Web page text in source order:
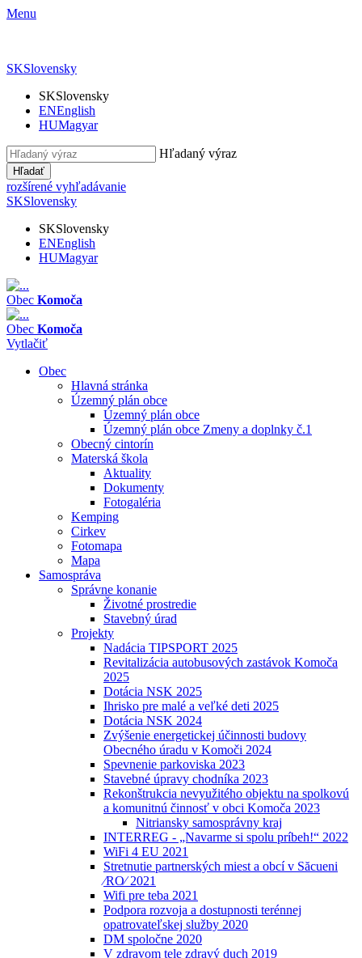
Menu
SKSlovensky
SKSlovensky
ENEnglish
HUMagyar
Hľadaný výraz
Hľadať
rozšírené vyhľadávanie
SKSlovensky
SKSlovensky
ENEnglish
HUMagyar
Obec Komoča
Obec Komoča
Vytlačiť
Obec
Hlavná stránka
Územný plán obce
Územný plán obce
Územný plán obce Zmeny a doplnky č.1
Obecný cintorín
Materská škola
Aktuality
Dokumenty
Fotogaléria
Kemping
Cirkev
Fotomapa
Mapa
Samospráva
Správne konanie
Životné prostredie
Stavebný úrad
Projekty
Nadácia TIPSPORT 2025
Revitalizácia autobusových zastávok Komoča
2025
Dotácia NSK 2025
Ihrisko pre malé a veľké deti 2025
Dotácia NSK 2024
Zvýšenie energetickej účinnosti budovy
Obecného úradu v Komoči 2024
Spevnenie parkoviska 2023
Stavebné úpravy chodníka 2023
Rekonštrukcia nevyužitého objektu na spolkovú
a komunitnú činnosť v obci Komoča 2023
Nitriansky samosprávny kraj
INTERREG - „Navarme si spolu príbeh!“ 2022
WiFi 4 EU 2021
Stretnutie partnerských miest a obcí v Săcueni
⁄RO⁄ 2021
Wifi pre teba 2021
Podpora rozvoja a dostupnosti terénnej
opatrovateľskej služby 2020
DM spoločne 2020
V zdravom tele zdravý duch 2019